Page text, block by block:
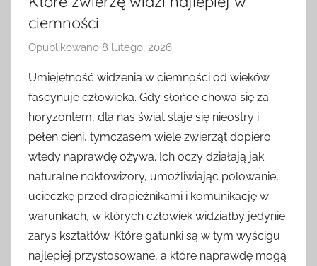
ciemności
Opublikowano 8 lutego, 2026
z
e
z
Umiejętność widzenia w ciemności od wieków
fascynuje człowieka. Gdy słońce chowa się za
horyzontem, dla nas świat staje się nieostry i
pełen cieni, tymczasem wiele zwierząt dopiero
wtedy naprawdę ożywa. Ich oczy działają jak
naturalne noktowizory, umożliwiając polowanie,
ucieczkę przed drapieżnikami i komunikację w
warunkach, w których człowiek widziałby jedynie
zarys kształtów. Które gatunki są w tym wyścigu
najlepiej przystosowane, a które naprawdę mogą